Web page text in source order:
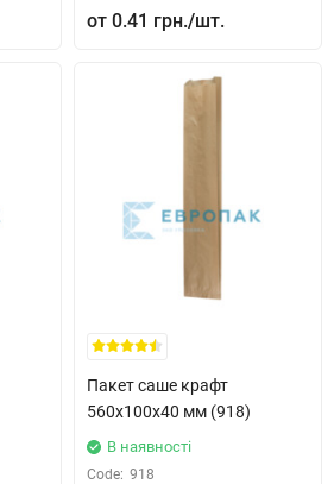
0.41 грн.
Пакет саше крафт
560x100x40 мм (918)
В наявності
Code: 918